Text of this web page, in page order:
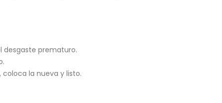
desgaste prematuro.
la nueva y listo.